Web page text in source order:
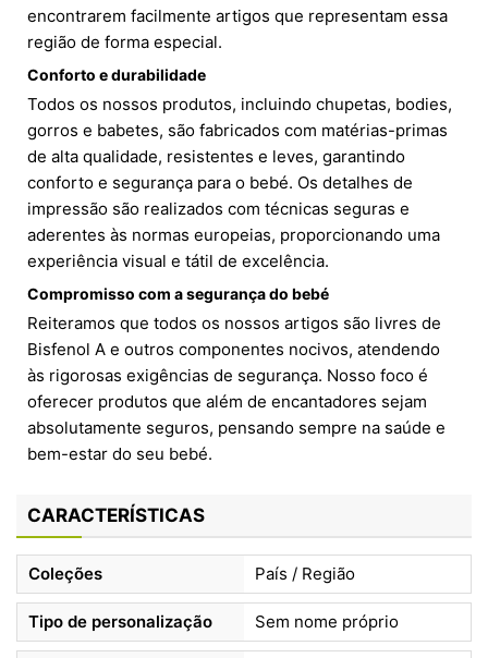
encontrarem facilmente artigos que representam essa
região de forma especial.
Conforto e durabilidade
Todos os nossos produtos, incluindo chupetas, bodies,
gorros e babetes, são fabricados com matérias-primas
de alta qualidade, resistentes e leves, garantindo
conforto e segurança para o bebé. Os detalhes de
impressão são realizados com técnicas seguras e
aderentes às normas europeias, proporcionando uma
experiência visual e tátil de excelência.
Compromisso com a segurança do bebé
Reiteramos que todos os nossos artigos são livres de
Bisfenol A e outros componentes nocivos, atendendo
às rigorosas exigências de segurança. Nosso foco é
oferecer produtos que além de encantadores sejam
absolutamente seguros, pensando sempre na saúde e
bem-estar do seu bebé.
CARACTERÍSTICAS
Coleções País / Região
Tipo de personalização Sem nome próprio